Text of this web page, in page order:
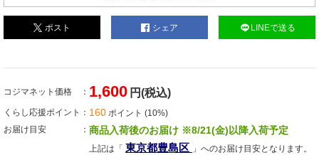
ポスト シェア LINEで送る
コジマネット価格 1,600 円(税込)
くらし応援ポイント 160 ポイント (10%)
お届け目安
商品入荷後のお届け ※8/21(金)以降入荷予定
上記は「 東京都豊島区 」へのお届け目安となります。